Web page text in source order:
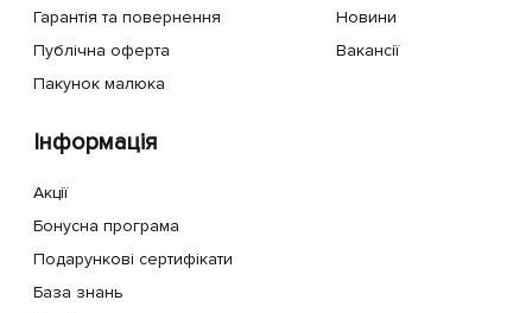
Гарантія та повернення
Публічна оферта
Пакунок малюка
Новини
Вакансії
Інформація
Акції
Бонусна програма
Подарункові сертифікати
База знань